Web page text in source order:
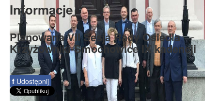
Rada Seniorów
Informacje
Planowana VII Sesja Rady Osiedla
Krzyżowniki-Smochowice IX kadencji
f Udostępnij